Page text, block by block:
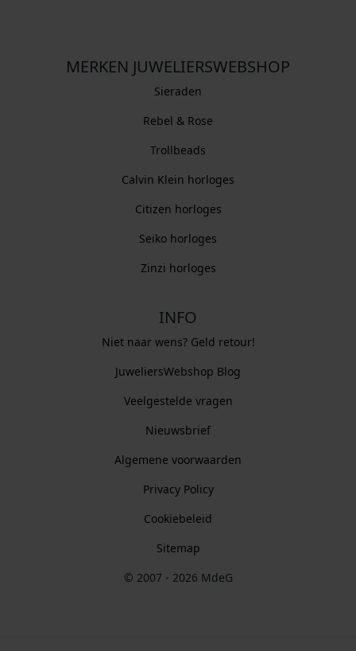
MERKEN JUWELIERSWEBSHOP
Sieraden
Rebel & Rose
Trollbeads
Calvin Klein horloges
Citizen horloges
Seiko horloges
Zinzi horloges
INFO
Niet naar wens? Geld retour!
JuweliersWebshop Blog
Veelgestelde vragen
Nieuwsbrief
Algemene voorwaarden
Privacy Policy
Cookiebeleid
Sitemap
© 2007 - 2026 MdeG